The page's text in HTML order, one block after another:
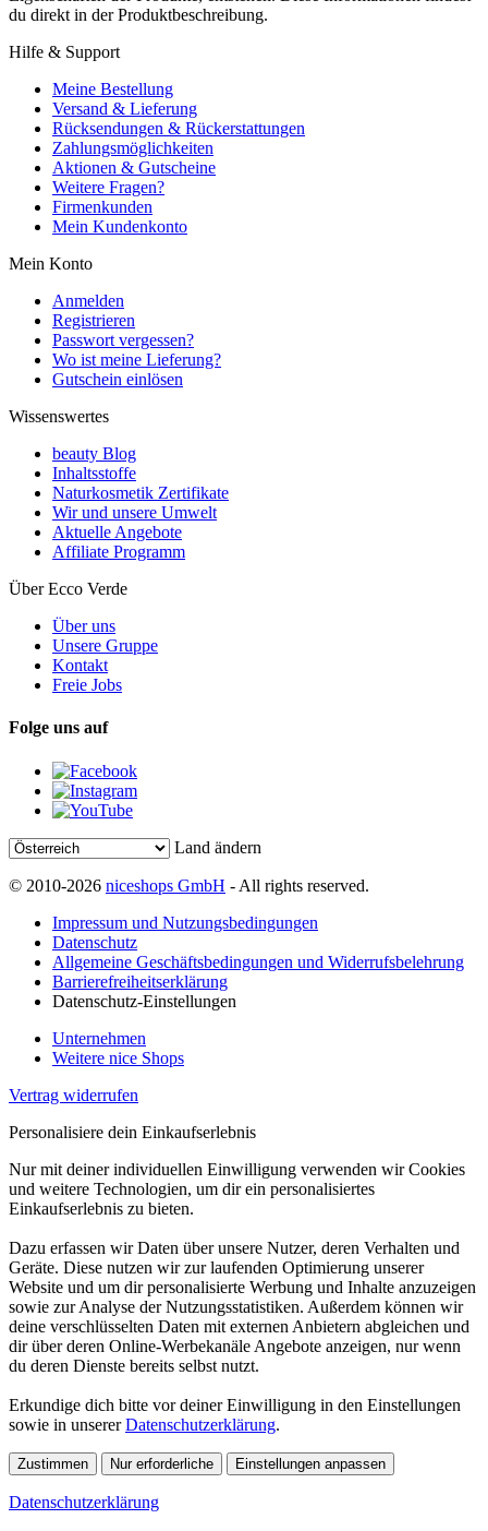
du direkt in der Produktbeschreibung.
Hilfe & Support
Meine Bestellung
Versand & Lieferung
Rücksendungen & Rückerstattungen
Zahlungsmöglichkeiten
Aktionen & Gutscheine
Weitere Fragen?
Firmenkunden
Mein Kundenkonto
Mein Konto
Anmelden
Registrieren
Passwort vergessen?
Wo ist meine Lieferung?
Gutschein einlösen
Wissenswertes
beauty Blog
Inhaltsstoffe
Naturkosmetik Zertifikate
Wir und unsere Umwelt
Aktuelle Angebote
Affiliate Programm
Über Ecco Verde
Über uns
Unsere Gruppe
Kontakt
Freie Jobs
Folge uns auf
Land ändern
© 2010-2026 niceshops GmbH - All rights reserved.
Impressum und Nutzungsbedingungen
Datenschutz
Allgemeine Geschäftsbedingungen und Widerrufsbelehrung
Barrierefreiheitserklärung
Datenschutz-Einstellungen
Unternehmen
Weitere nice Shops
Vertrag widerrufen
Personalisiere dein Einkaufserlebnis
Nur mit deiner individuellen Einwilligung verwenden wir Cookies
und weitere Technologien, um dir ein personalisiertes
Einkaufserlebnis zu bieten.
Dazu erfassen wir Daten über unsere Nutzer, deren Verhalten und
Geräte. Diese nutzen wir zur laufenden Optimierung unserer
Website und um dir personalisierte Werbung und Inhalte anzuzeigen
sowie zur Analyse der Nutzungsstatistiken. Außerdem können wir
deine verschlüsselten Daten mit externen Anbietern abgleichen und
dir über deren Online-Werbekanäle Angebote anzeigen, nur wenn
du deren Dienste bereits selbst nutzt.
Erkundige dich bitte vor deiner Einwilligung in den Einstellungen
sowie in unsererDatenschutzerklärung.
Zustimmen Nur erforderliche Einstellungen anpassen
Datenschutzerklärung